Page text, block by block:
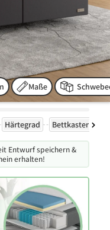
Maße
Härtegrad Bettkasten
Entwurf speichern &
erhalten!